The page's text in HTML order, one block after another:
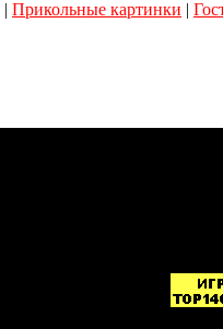
| Прикольные картинки |